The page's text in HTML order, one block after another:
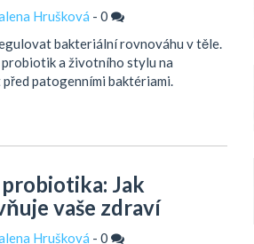
Hrušková - 0
bakteriální rovnováhu v těle.
a životního stylu na
patogenními baktériami.
Jak
vaše zdraví
Hrušková - 0